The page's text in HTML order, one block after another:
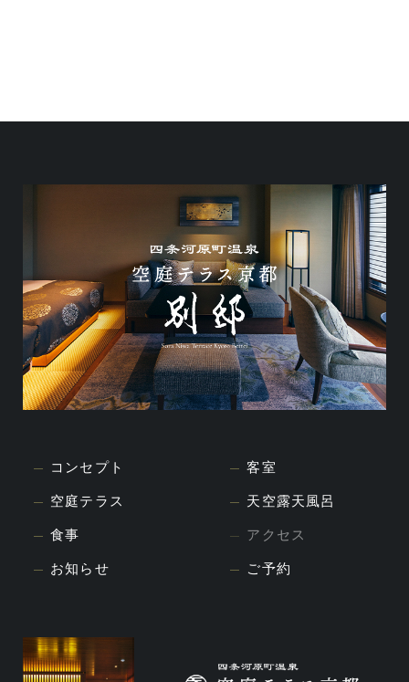
コンセプト 客室
空庭テラス 天空露天風呂
食事 アクセス
お知らせ ご予約